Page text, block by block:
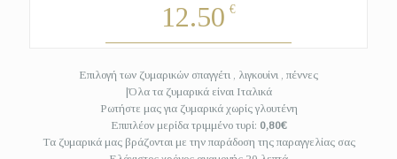
12.50 €
Επιλογή των ζυμαρικών σπαγγέτι , λιγκουίνι , πέννες
|Όλα τα ζυμαρικά είναι Ιταλικά
Ρωτήστε μας για ζυμαρικά χωρίς γλουτένη
Επιπλέον μερίδα τριμμένο τυρί: 0,80€
Τα ζυμαρικά μας βράζονται με την παράδοση της παραγγελίας σας